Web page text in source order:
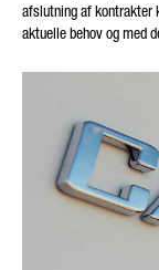
afslutning af kontrakter
aktuelle behov og med